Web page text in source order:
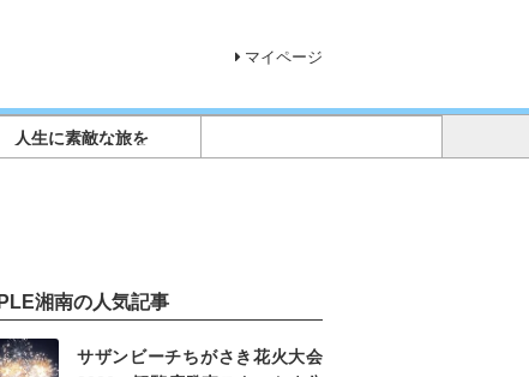
マイページ
人生に素敵な旅を
湘南の人気記事
サザンビーチちがさき花火大会